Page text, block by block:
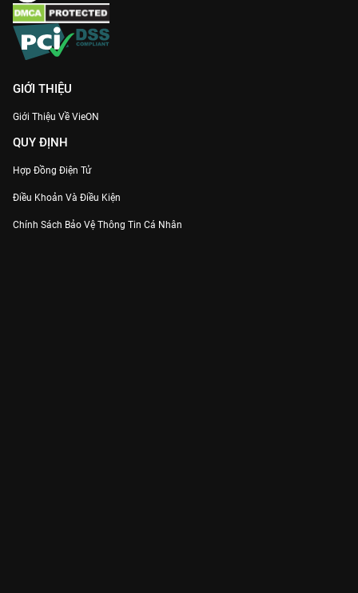
GIỚI THIỆU
Giới Thiệu Về VieON
QUY ĐỊNH
Hợp Đồng Điện Tử
Điều Khoản Và Điều Kiện
Chính Sách Bảo Vệ Thông Tin Cá Nhân